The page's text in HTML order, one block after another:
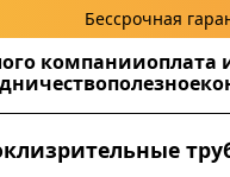
Бессрочная
о компанииоплата
полезное
зрительные